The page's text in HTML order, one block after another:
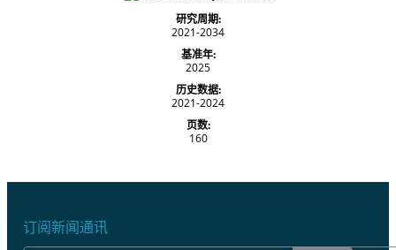
研究周期:
2021-2034
基准年:
2025
历史数据:
2021-2024
页数:
160
订阅新闻通讯